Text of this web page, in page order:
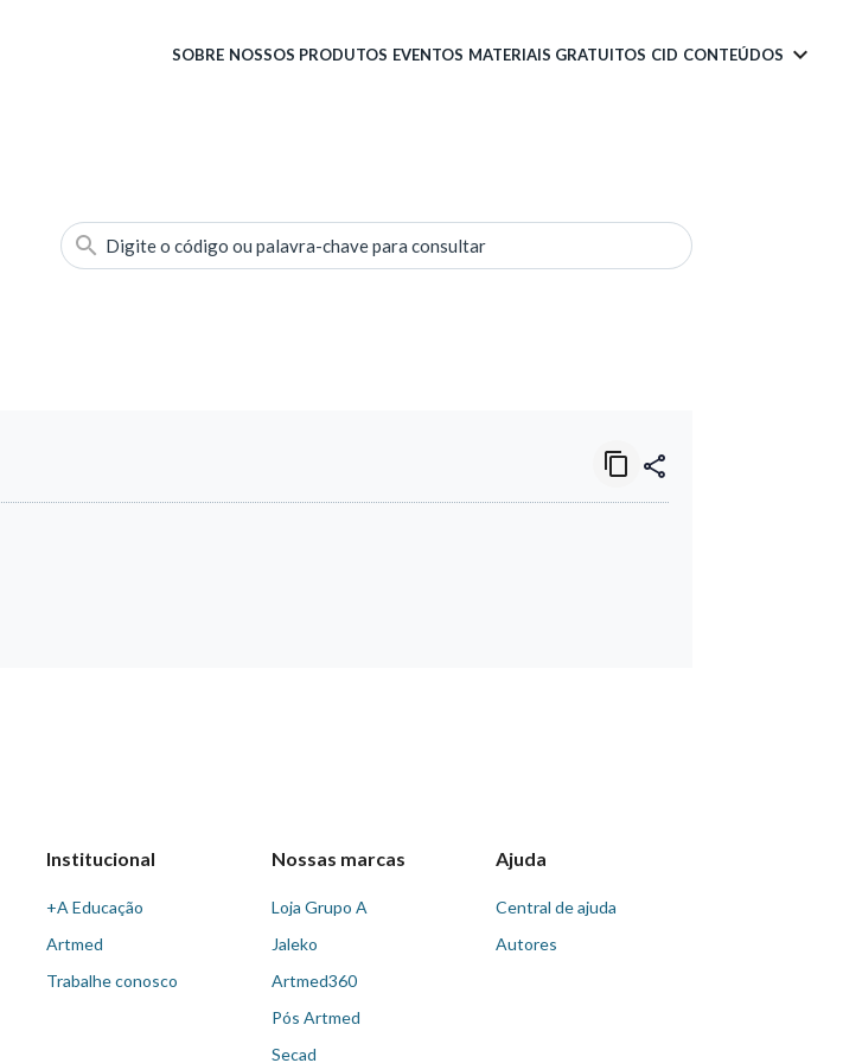
SOBRE NOSSOS PRODUTOS EVENTOS MATERIAIS GRATUITOS CID CONTEÚDOS
Digite o código ou palavra-chave para consultar
Institucional
+A Educação
Artmed
Trabalhe conosco
Nossas marcas
Loja Grupo A
Jaleko
Artmed360
Pós Artmed
Secad
Ajuda
Central de ajuda
Autores